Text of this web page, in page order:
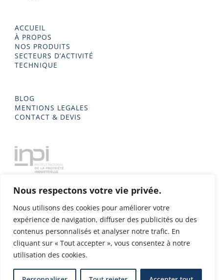
Nous respectons votre vie privée.
Nous utilisons des cookies pour améliorer votre
expérience de navigation, diffuser des publicités ou des
contenus personnalisés et analyser notre trafic. En
cliquant sur « Tout accepter », vous consentez à notre
utilisation des cookies.
ACCUEIL
À PROPOS
NOS PRODUITS
SECTEURS D’ACTIVITÉ
TECHNIQUE
BLOG
MENTIONS LEGALES
CONTACT & DEVIS
Delta Metal 2023 - Tous droits réservés - Conception & Design